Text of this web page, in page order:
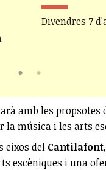
Divendres 7
amb les propsotes
la música i les arts
eixos del Cantilafont
escèniques i una